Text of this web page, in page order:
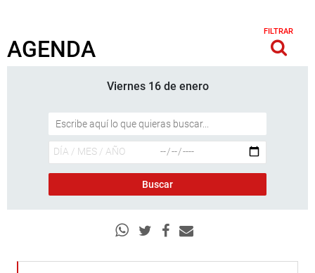
AGENDA
FILTRAR
Viernes 16 de enero